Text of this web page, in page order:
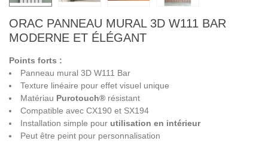
ORAC PANNEAU MURAL 3D W111 BAR
MODERNE ET ÉLÉGANT
Points forts :
Panneau mural 3D W111 Bar
Texture linéaire pour effet visuel unique
Matériau Purotouch® résistant
Compatible avec CX190 et SX194
Installation simple pour utilisation en intérieur
Peut être peint pour personnalisation